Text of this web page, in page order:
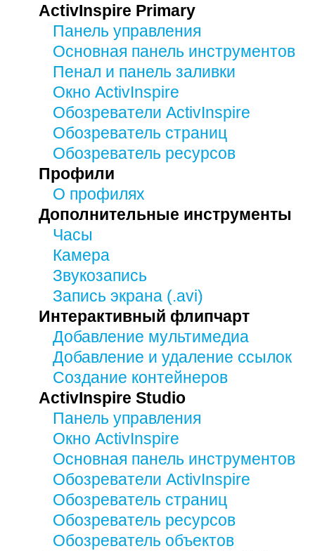
ActivInspire Primary
Панель управления
Основная панель инструментов
Пенал и панель заливки
Окно ActivInspire
Обозреватели ActivInspire
Обозреватель страниц
Обозреватель ресурсов
Профили
О профилях
Дополнительные инструменты
Часы
Камера
Звукозапись
Запись экрана (.avi)
Интерактивный флипчарт
Добавление мультимедиа
Добавление и удаление ссылок
Создание контейнеров
ActivInspire Studio
Панель управления
Окно ActivInspire
Основная панель инструментов
Обозреватели ActivInspire
Обозреватель страниц
Обозреватель ресурсов
Обозреватель объектов